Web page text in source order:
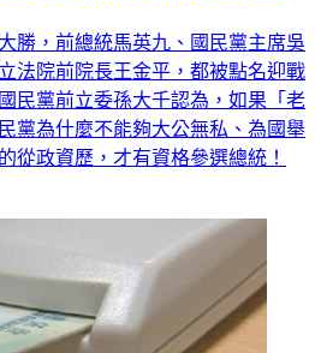
勝，前總統馬英九、國民黨主席吳
法院前院長王金平，都被點名迎戰
民黨前立委孫大千認為，如果「老
黨為什麼不能夠大公無私、為國舉
從政資歷，才有資格參選總統！